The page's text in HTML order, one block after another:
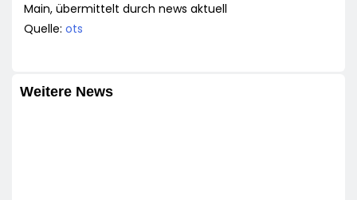
Main, übermittelt durch news aktuell
Quelle: ots
Weitere News